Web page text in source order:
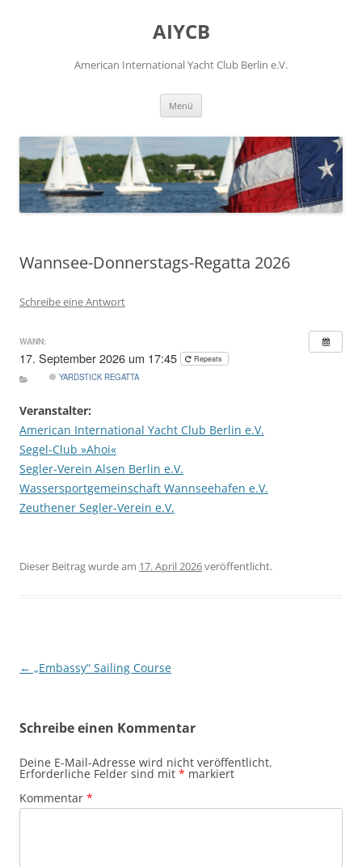
AIYCB
American International Yacht Club Berlin e.V.
Menü
Wannsee-Donnerstags-Regatta 2026
Schreibe eine Antwort
WANN:
17. September 2026 um 17:45 Repeats
YARDSTICK REGATTA
Veranstalter:
American International Yacht Club Berlin e.V.
Segel-Club »Ahoi«
Segler-Verein Alsen Berlin e.V.
Wassersportgemeinschaft Wannseehafen e.V.
Zeuthener Segler-Verein e.V.
Dieser Beitrag wurde am 17. April 2026veröffentlicht.
Beitragsnavigation
← „Embassy“ Sailing Course
Schreibe einen Kommentar
Deine E-Mail-Adresse wird nicht veröffentlicht.
Erforderliche Felder sind mit * markiert
Kommentar *